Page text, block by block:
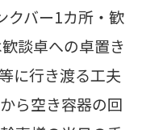
クバー1カ所・歓
談卓への卓置き
に行き渡る工夫
ら空き容器の回